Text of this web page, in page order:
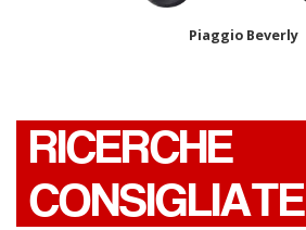
Piaggio Beverly
RICERCHE
CONSIGLIATE